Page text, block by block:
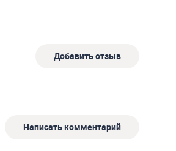
Добавить отзыв
Написать комментарий